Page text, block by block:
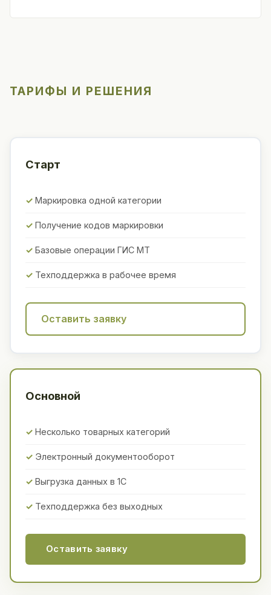
ТАРИФЫ И РЕШЕНИЯ
Старт
Маркировка одной категории
Получение кодов маркировки
Базовые операции ГИС МТ
Техподдержка в рабочее время
Оставить заявку
Основной
Несколько товарных категорий
Электронный документооборот
Выгрузка данных в 1С
Техподдержка без выходных
Оставить заявку